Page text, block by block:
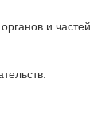
и частей